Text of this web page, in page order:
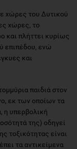
χώρες του Δυτικού
χώρες, το
και πλήττει κυρίως
επιπέδου, ενώ
και
παιδιά στον
εκ των οποίων τα
η υπερβολική
της) οδηγεί
τοξικότητας είναι
τα αντικείμενα